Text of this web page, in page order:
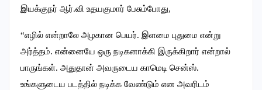
இயக்குநர் ஆர்.வி உதயகுமார் பேசும்போது,
“எழில் என்றாலே அழகான பெயர். இளமை புதுமை என்று
அர்த்தம். என்னையே ஒரு நடிகனாக்கி இருக்கிறார் என்றால்
பாருங்கள். அதுதான் அவருடைய காமெடி சென்ஸ்.
உங்களுடைய படத்தில் நடிக்க வேண்டும் என அவரிடம்